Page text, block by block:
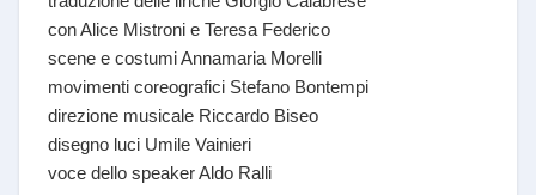
con Alice Mistroni e Teresa Federico
scene e costumi Annamaria Morelli
movimenti coreografici Stefano Bontempi
direzione musicale Riccardo Biseo
disegno luci Umile Vainieri
voce dello speaker Aldo Ralli